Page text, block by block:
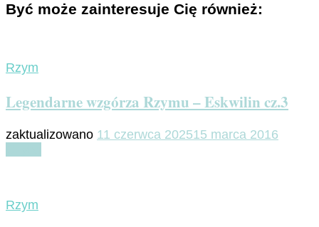
Być może zainteresuje Cię również:
Rzym
Legendarne wzgórza Rzymu – Eskwilin cz.3
zaktualizowano 11 czerwca 202515 marca 2016
Rzym